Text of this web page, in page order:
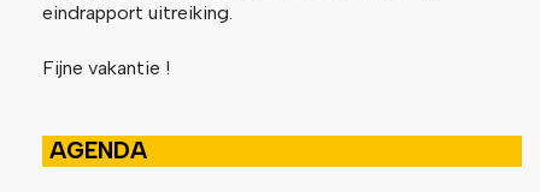
eindrapport uitreiking.
Fijne vakantie !
AGENDA